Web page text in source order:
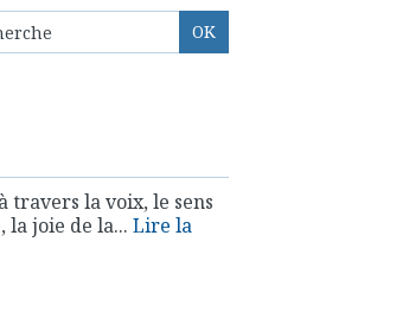
la voix, le sens
joie de la... Lire la